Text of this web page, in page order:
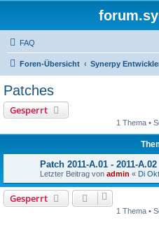
FAQ
Foren-Übersicht Synerpy
Patches
Gesperrt
1 Thema •
Patch 2011-A.01 - 2011-A.02
Letzter Beitrag von admin « Di
Gesperrt
1 Thema •